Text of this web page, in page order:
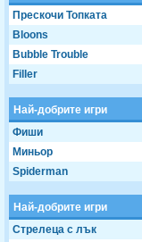
Прескочи Топката
Bloons
Bubble Trouble
Filler
Най-добрите игри
Фиши
Миньор
Spiderman
Най-добрите игри
Стрелеца с лък